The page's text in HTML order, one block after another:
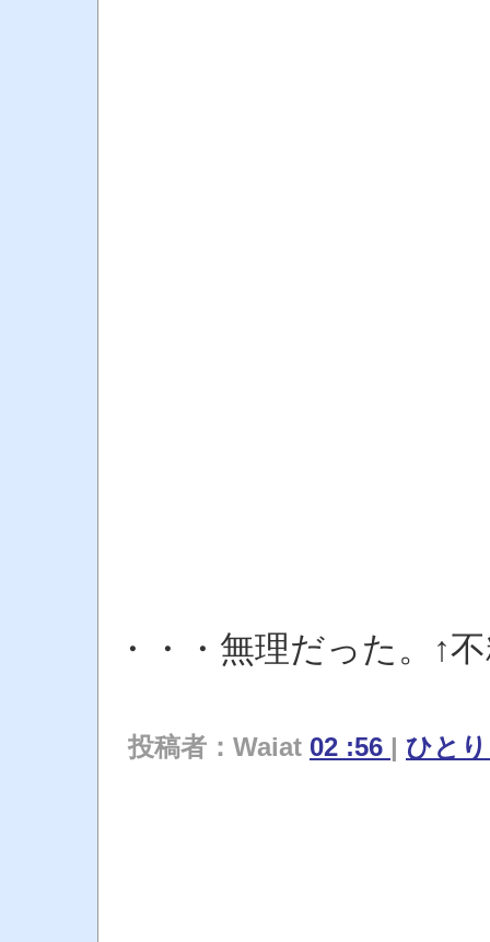
・・・無理だった。↑
投稿者：Waiat 02 :56 | ひと